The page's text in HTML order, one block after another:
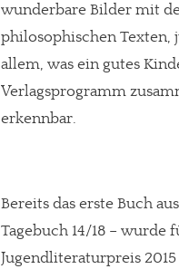
wunderbare Bilder mit
philosophischen
allem, was ein gutes
Verlagsprogramm
erkennbar.
Bereits das erste Buch
Tagebuch 14/18 –
Jugendliteraturpreis